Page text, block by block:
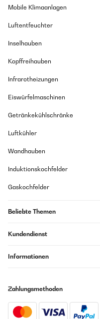
Mobile Klimaanlagen
Luftentfeuchter
Inselhauben
Kopffreihauben
Infrarotheizungen
Eiswürfelmaschinen
Getränkekühlschränke
Luftkühler
Wandhauben
Induktionskochfelder
Gaskochfelder
Beliebte Themen
Kundendienst
Informationen
Zahlungsmethoden